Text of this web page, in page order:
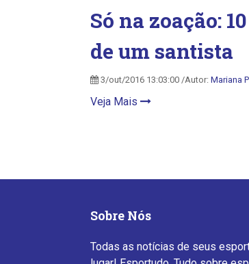
Só na zoação:
de um santista
3/out/2016 13:03:00 /Autor: Mariana
Veja Mais
Sobre Nós
Todas as notícias de seus